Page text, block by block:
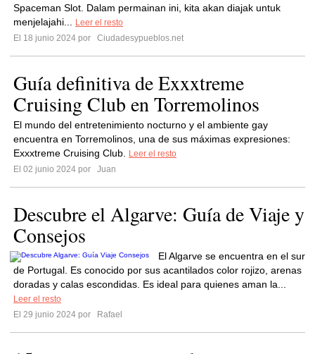
Spaceman Slot. Dalam permainan ini, kita akan diajak untuk
menjelajahi...
Leer el resto
El 18 junio 2024 por
Ciudadesypueblos.net
Guía definitiva de Exxxtreme
Cruising Club en Torremolinos
El mundo del entretenimiento nocturno y el ambiente gay
encuentra en Torremolinos, una de sus máximas expresiones:
Exxxtreme Cruising Club.
Leer el resto
El 02 junio 2024 por
Juan
Descubre el Algarve: Guía de Viaje y
Consejos
El Algarve se encuentra en el sur
de Portugal. Es conocido por sus acantilados color rojizo, arenas
doradas y calas escondidas. Es ideal para quienes aman la...
Leer el resto
El 29 junio 2024 por
Rafael